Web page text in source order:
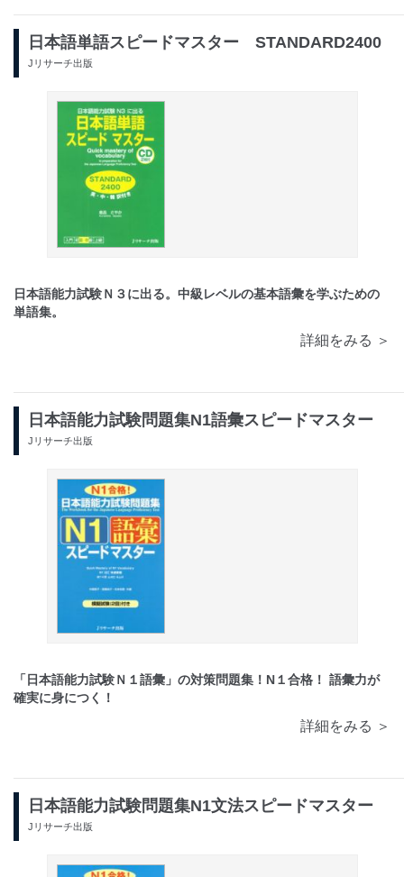
日本語単語スピードマスター STANDARD2400
Jリサーチ出版
日本語能力試験Ｎ３に出る。中級レベルの基本語彙を学ぶための
単語集。
詳細をみる ＞
日本語能力試験問題集N1語彙スピードマスター
Jリサーチ出版
「日本語能力試験Ｎ１語彙」の対策問題集！N１合格！ 語彙力が
確実に身につく！
詳細をみる ＞
日本語能力試験問題集N1文法スピードマスター
Jリサーチ出版